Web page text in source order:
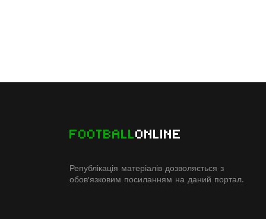
FOOTBALLONLINE
Републікація матеріалів дозволяється з
обов'язковим посиланням на даний портал.